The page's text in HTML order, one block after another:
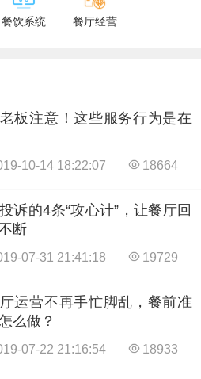
餐饮系统 餐厅经营
板注意！这些服务行为是在
10-14 18:22:07 18664
诉的4条“攻心计”，让餐厅回
断
07-31 21:41:18 19729
运营不再手忙脚乱，餐前准
么做？
07-22 21:16:54 18933